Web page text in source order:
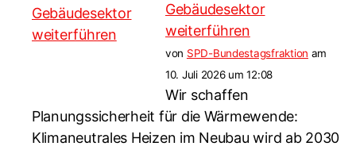
Gebäudesektor
weiterführen
von SPD-Bundestagsfraktion am
10. Juli 2026 um 12:08
Wir schaffen
Planungssicherheit für die Wärmewende:
Klimaneutrales Heizen im Neubau wird ab 2030